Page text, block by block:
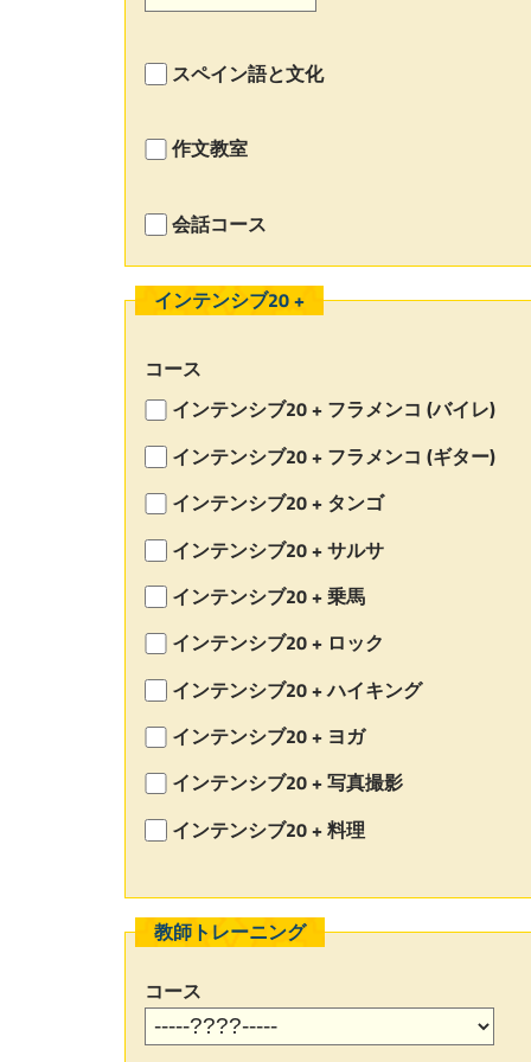
スペイン語と文化
作文教室
会話コース
インテンシブ20 +
コース
インテンシブ20 + フラメンコ (バイレ)
インテンシブ20 + フラメンコ (ギター)
インテンシブ20 + タンゴ
インテンシブ20 + サルサ
インテンシブ20 + 乗馬
インテンシブ20 + ロック
インテンシブ20 + ハイキング
インテンシブ20 + ヨガ
インテンシブ20 + 写真撮影
インテンシブ20 + 料理
教師トレーニング
コース